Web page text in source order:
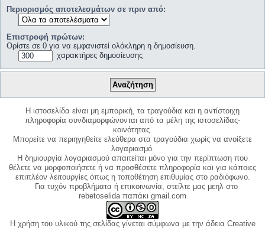
Περιορισμός αποτελεσμάτων σε πριν από:
Επιστροφή πρώτων:
Ορίστε σε 0 για να εμφανιστεί ολόκληρη η δημοσίευση.
χαρακτήρες δημοσίευσης
Η ιστοσελίδα είναι μη εμπορική, τα τραγούδια και η αντίστοιχη
πληροφορία συνδιαμορφώνονται από τα μέλη της ιστοσελίδας-
κοινότητας.
Μπορείτε να περιηγηθείτε ελεύθερα στα τραγούδια χωρίς να ανοίξετε
λογαριασμό.
Η δημιουργία λογαριασμού απαιτείται μόνο για την περίπτωση που
θέλετε να μορφοποιήσετε ή να προσθέσετε πληροφορία και για κάποιες
επιπλέον λειτουργίες όπως η τοποθέτηση επιθυμίας στο ραδιόφωνο.
Για τυχόν προβλήματα ή επικοινωνία, στείλτε μας μεηλ στο
rebetoselida παπάκι gmail.com
Η χρήση του υλικού της σελίδας γίνεται σύμφωνα με την άδεια Creative